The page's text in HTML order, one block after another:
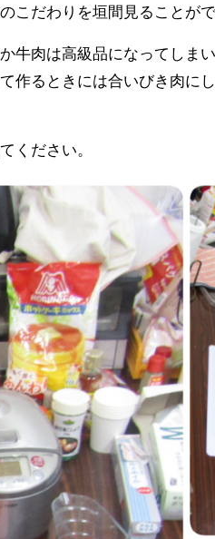
こだわりを垣間見ることがで
牛肉は高級品になってしま
作るときには合いびき肉に
ください。